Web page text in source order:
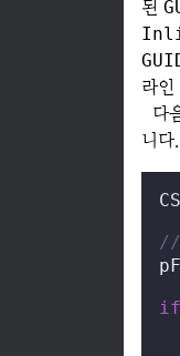
된
라인
다
니다.
//
if